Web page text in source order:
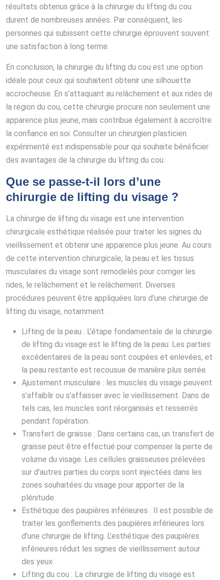
résultats obtenus grâce à la chirurgie du lifting du cou
durent de nombreuses années. Par conséquent, les
personnes qui subissent cette chirurgie éprouvent souvent
une satisfaction à long terme.
En conclusion, la chirurgie du lifting du cou est une option
idéale pour ceux qui souhaitent obtenir une silhouette
accrocheuse. En s’attaquant au relâchement et aux rides de
la région du cou, cette chirurgie procure non seulement une
apparence plus jeune, mais contribue également à accroître
la confiance en soi. Consulter un chirurgien plasticien
expérimenté est indispensable pour qui souhaite bénéficier
des avantages de la chirurgie du lifting du cou.
Que se passe-t-il lors d’une
chirurgie de lifting du visage ?
La chirurgie de lifting du visage est une intervention
chirurgicale esthétique réalisée pour traiter les signes du
vieillissement et obtenir une apparence plus jeune. Au cours
de cette intervention chirurgicale, la peau et les tissus
musculaires du visage sont remodelés pour corriger les
rides, le relâchement et le relâchement. Diverses
procédures peuvent être appliquées lors d’une chirurgie de
lifting du visage, notamment :
Lifting de la peau : L’étape fondamentale de la chirurgie
de lifting du visage est le lifting de la peau. Les parties
excédentaires de la peau sont coupées et enlevées, et
la peau restante est recousue de manière plus serrée.
Ajustement musculaire : les muscles du visage peuvent
s’affaiblir ou s’affaisser avec le vieillissement. Dans de
tels cas, les muscles sont réorganisés et resserrés
pendant l’opération.
Transfert de graisse : Dans certains cas, un transfert de
graisse peut être effectué pour compenser la perte de
volume du visage. Les cellules graisseuses prélevées
sur d’autres parties du corps sont injectées dans les
zones souhaitées du visage pour apporter de la
plénitude.
Esthétique des paupières inférieures : Il est possible de
traiter les gonflements des paupières inférieures lors
d’une chirurgie de lifting. L’esthétique des paupières
inférieures réduit les signes de vieillissement autour
des yeux.
Lifting du cou : La chirurgie de lifting du visage est